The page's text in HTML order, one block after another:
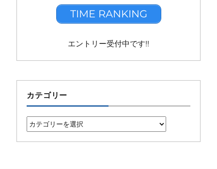
TIME RANKING
エントリー受付中です!!
カテゴリー
カ
テ
ゴ